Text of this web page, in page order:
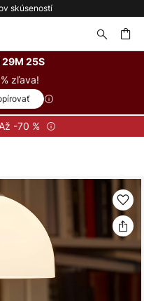
skúseností
29M 24S
zľava!
-70 %